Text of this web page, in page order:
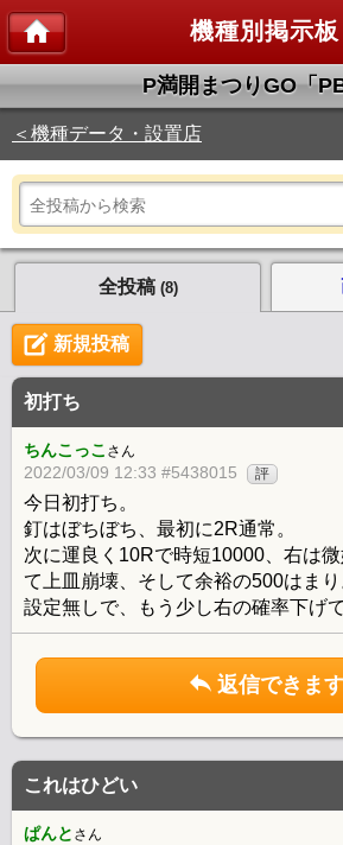
機種別掲示板
P満開まつりGO「
＜機種データ・設置店
全投稿 (8)
新規投稿
初打ち
ちんこっこ さん
2022/03/09 12:33 #5438015 評
今日初打ち。
釘はぼちぼち、最初に2R通常。
次に運良く10Rで時短10000、右は
て上皿崩壊、そして余裕の500はまり
設定無しで、もう少し右の確率下げ
返信できま
これはひどい
ぱんと さん